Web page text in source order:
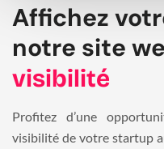
Affichez
notre site
visibilité
Profitez d’une
visibilité de votre startup